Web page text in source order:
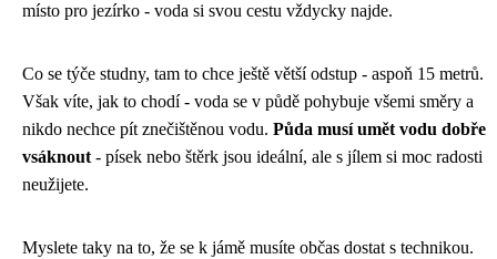
místo pro jezírko - voda si svou cestu vždycky najde.
Co se týče studny, tam to chce ještě větší odstup - aspoň 15 metrů.
Však víte, jak to chodí - voda se v půdě pohybuje všemi směry a
nikdo nechce pít znečištěnou vodu. Půda musí umět vodu dobře
vsáknout - písek nebo štěrk jsou ideální, ale s jílem si moc radosti
neužijete.
Myslete taky na to, že se k jámě musíte občas dostat s technikou.